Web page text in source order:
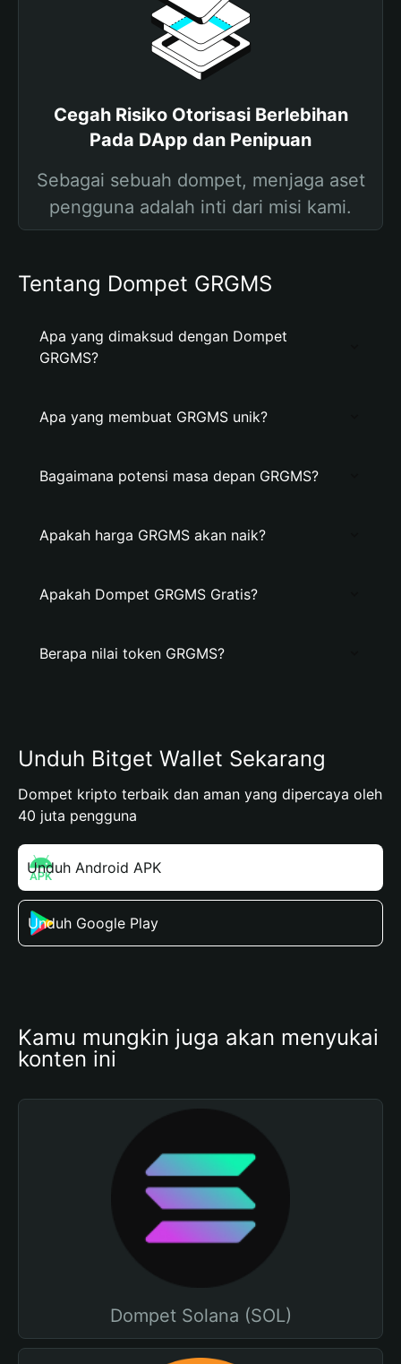
Cegah Risiko Otorisasi Berlebihan
Pada DApp dan Penipuan
Sebagai sebuah dompet, menjaga aset
pengguna adalah inti dari misi kami.
Tentang Dompet GRGMS
Apa yang dimaksud dengan Dompet
GRGMS?
Apa yang membuat GRGMS unik?
Bagaimana potensi masa depan GRGMS?
Apakah harga GRGMS akan naik?
Apakah Dompet GRGMS Gratis?
Berapa nilai token GRGMS?
Unduh Bitget Wallet Sekarang
Dompet kripto terbaik dan aman yang dipercaya oleh
40 juta pengguna
Unduh Android APK
Unduh Google Play
Kamu mungkin juga akan menyukai
konten ini
Dompet Solana (SOL)